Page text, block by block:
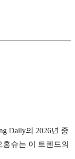
Daily의 2026년 중
슈는 이 트렌드의